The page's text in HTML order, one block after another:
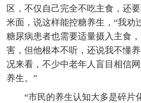
区，不仅自己完全不吃主食，还
米面，说这样能控糖养生，“我劝
糖尿病患者也需要适量摄入主食
害，但他根本不听，还说我不懂
况来看，不少中老年人盲目相信
养生。”
“市民的养生认知大多是碎片